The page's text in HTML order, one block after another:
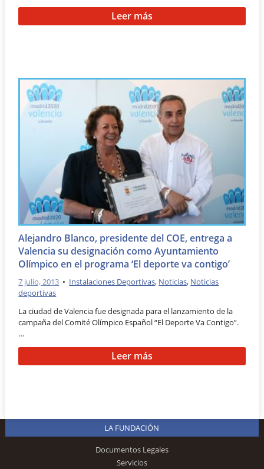
Leer más
Alejandro Blanco, presidente del COE, entrega a
Valencia su designación como Ayuntamiento
Olímpico en el programa ‘El deporte va contigo’
7 julio, 2013 • Instalaciones Deportivas, Noticias, Noticias
deportivas
La ciudad de Valencia fue designada para el lanzamiento de la
campaña del Comité Olímpico Español “El Deporte Va Contigo”.
…
Leer más
LA FUNDACIÓN
Documentos Legales
Servicios